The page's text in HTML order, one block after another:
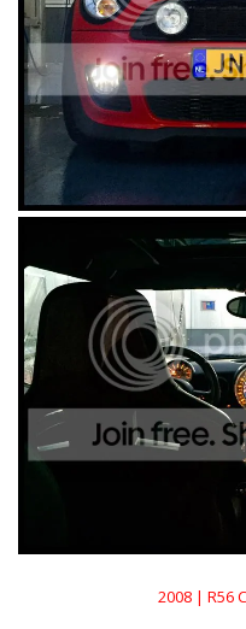
2008 | R56